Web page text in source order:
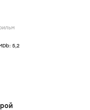
5,2